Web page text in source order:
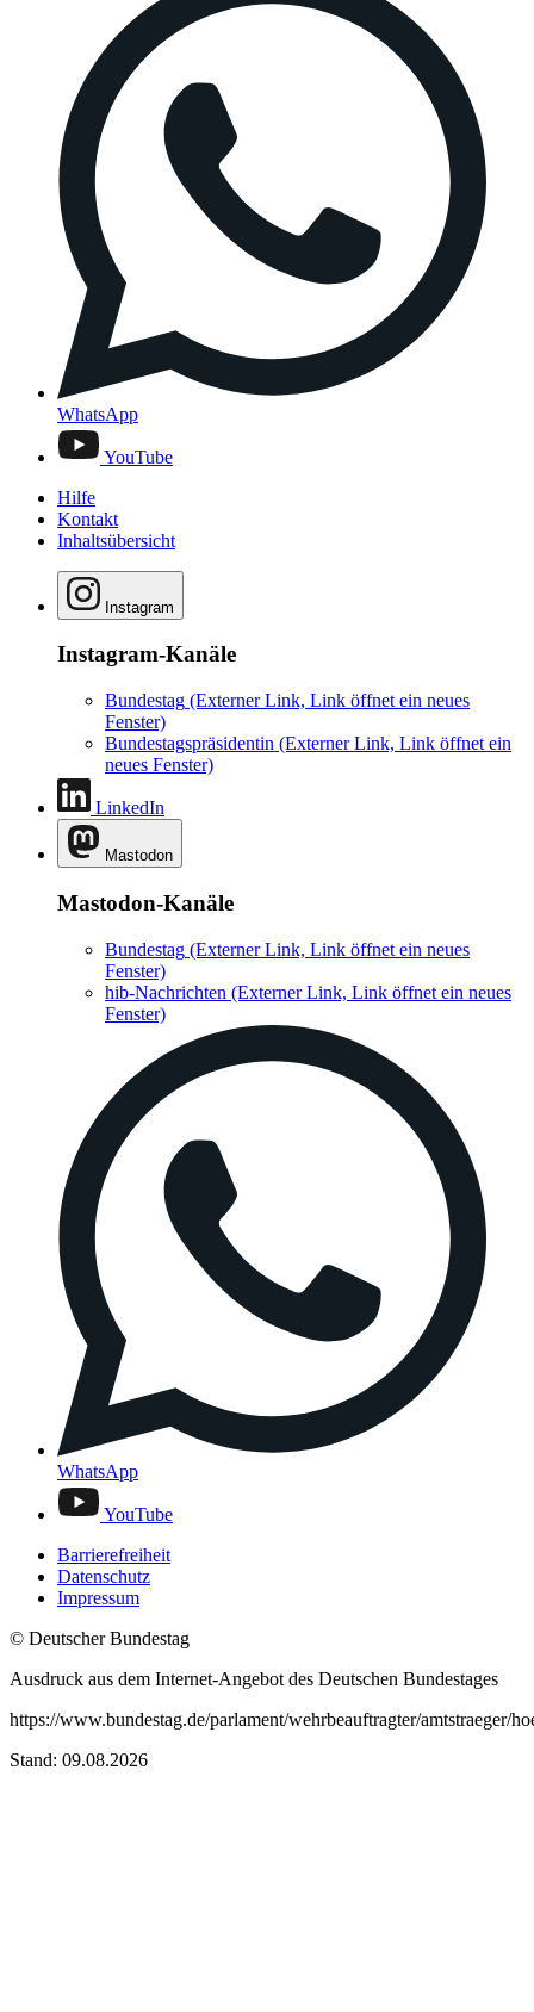
WhatsApp
YouTube
Hilfe
Kontakt
Inhaltsübersicht
Instagram
Instagram-Kanäle
Bundestag (Externer Link, Link öffnet ein neues
Fenster)
Bundestagspräsidentin (Externer Link, Link öffnet ein
neues Fenster)
LinkedIn
Mastodon
Mastodon-Kanäle
Bundestag (Externer Link, Link öffnet ein neues
Fenster)
hib-Nachrichten (Externer Link, Link öffnet ein neues
Fenster)
WhatsApp
YouTube
Barrierefreiheit
Datenschutz
Impressum
© Deutscher Bundestag
Ausdruck aus dem Internet-Angebot des Deutschen Bundestages
https://www.bundestag.de/parlament/wehrbeauftragter/amtstraeger/
Stand: 09.08.2026